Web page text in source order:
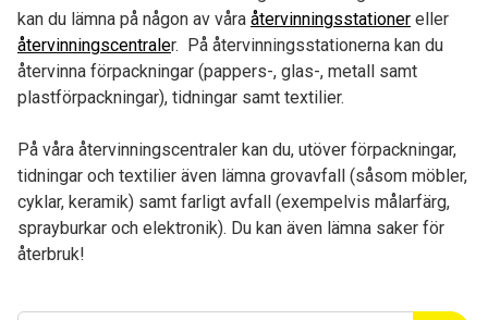
kan du lämna på någon av våra återvinningsstationer eller
återvinningscentraler. På återvinningsstationerna kan du
återvinna förpackningar (pappers-, glas-, metall samt
plastförpackningar), tidningar samt textilier.
På våra återvinningscentraler kan du, utöver förpackningar,
tidningar och textilier även lämna grovavfall (såsom möbler,
cyklar, keramik) samt farligt avfall (exempelvis målarfärg,
sprayburkar och elektronik). Du kan även lämna saker för
återbruk!